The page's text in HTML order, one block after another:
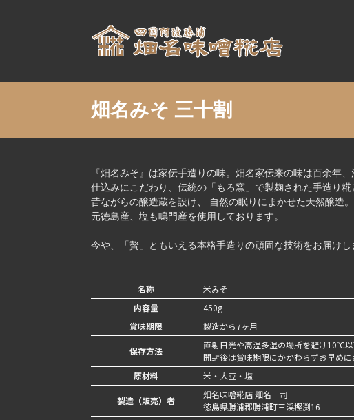
畑名みそ 三十割
『畑名みそ』は家伝手造りの味。畑名家伝来の味は百余年、
仕込みにこだわり、伝統の「もろ窯」で製麹された手造り
昔ながらの醸造蔵を設け、 自然の眠りにまかせた天然醸造
元徳島産、塩も鳴門産を使用しております。
今や、「贅」ともいえる本格手造りの頑固な技術をお届けし
名称
米みそ
内容量
450g
賞味期限
製造から7ヶ月
保存方法
直射日光や高温多湿の場所を避け10℃以
開封後は賞味期限にかかわらずお早めに
原材料
米・大豆・塩
製造（販売）者
畑名味噌糀店 畑名一司
徳島県勝浦郡勝浦町三渓樫渕16